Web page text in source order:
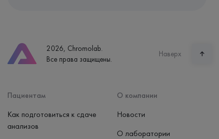
Часы работы
пн-вс: 7:30-15:00
2026, Chromolab.
Все права защищены.
Наверх
Пациентам
Как подготовиться к сдаче
анализов
О компании
Новости
О лаборатории